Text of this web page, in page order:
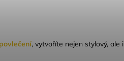
, vytvoříte nejen stylový, ale i